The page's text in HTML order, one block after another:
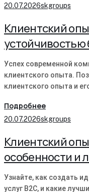
20.07.2026skgroups
Клиентский
Успех современной
клиентского опыта.
клиентского опыта и
Подробнее
20.07.2026skgroups
Клиентский
особенности и
Узнайте, как создать
услуг B2C, и какие